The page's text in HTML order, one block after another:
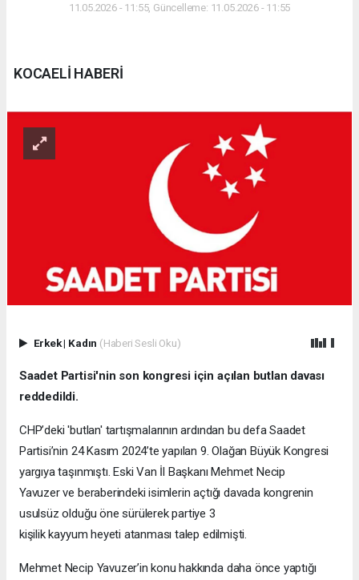
11.05.2026 - 11:55, Güncelleme: 11.05.2026 - 11:55
KOCAELİ HABERİ
Erkek| Kadın (Haberi Sesli Oku)
Saadet Partisi'nin son kongresi için açılan butlan davası
reddedildi.
CHP’deki 'butlan' tartışmalarının ardından bu defa Saadet
Partisi’nin 24 Kasım 2024’te yapılan 9. Olağan Büyük Kongresi
yargıya taşınmıştı. Eski Van İl Başkanı Mehmet Necip
Yavuzer ve beraberindeki isimlerin açtığı davada kongrenin
usulsüz olduğu öne sürülerek partiye 3
kişilik kayyum heyeti atanması talep edilmişti.
Mehmet Necip Yavuzer’in konu hakkında daha önce yaptığı